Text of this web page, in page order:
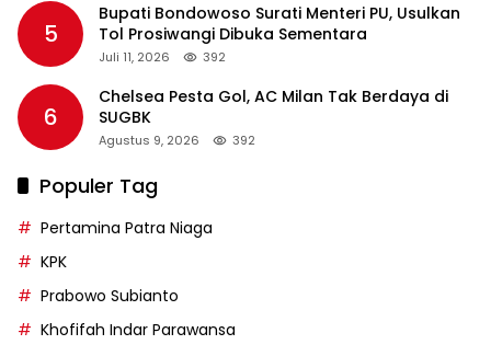
5
Bupati Bondowoso Surati Menteri PU, Usulkan
Tol Prosiwangi Dibuka Sementara
Juli 11, 2026 392
6
Chelsea Pesta Gol, AC Milan Tak Berdaya di
SUGBK
Agustus 9, 2026 392
Populer Tag
Pertamina Patra Niaga
KPK
Prabowo Subianto
Khofifah Indar Parawansa